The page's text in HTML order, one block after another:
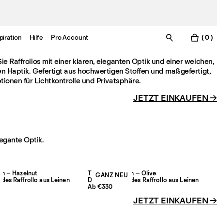
Hilfe Pro Account ( 0 )
Raffrollos mit einer klaren, eleganten Optik und einer weichen,
Haptik. Gefertigt aus hochwertigen Stoffen und maßgefertigt,
für Lichtkontrolle und Privatsphäre.
Optik.
JETZT EINKAUFEN→
– Hazelnut
Raffrollo aus Leinen
GANZ NEU
The Sheer Linen – Olive
Durchscheinendes Raffrollo aus Leinen
Ab €330
JETZT EINKAUFEN→